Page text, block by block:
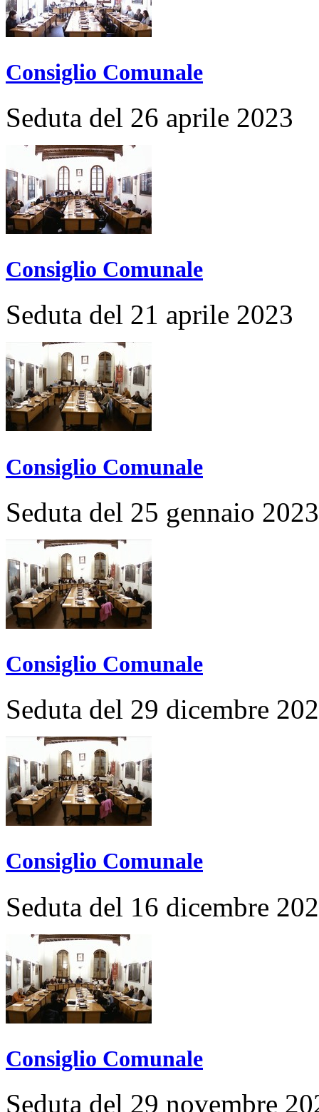
Consiglio Comunale
Seduta del 26 aprile 2023
Consiglio Comunale
Seduta del 21 aprile 2023
Consiglio Comunale
Seduta del 25 gennaio 2023
Consiglio Comunale
Seduta del 29 dicembre
Consiglio Comunale
Seduta del 16 dicembre
Consiglio Comunale
Seduta del 29 novembre